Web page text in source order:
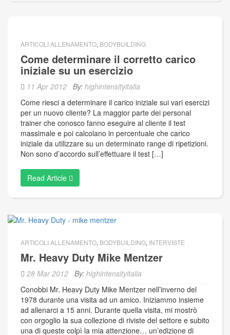
ARTICOLI ALLENAMENTO, BODYBUILDING
Come determinare il corretto carico
iniziale su un esercizio
11 Apr 2012 By: highintensityitalia
Come riesci a determinare il carico iniziale sui vari esercizi
per un nuovo cliente? La maggior parte dei personal
trainer che conosco fanno eseguire al cliente il test
massimale e poi calcolano in percentuale che carico
iniziale da utilizzare su un determinato range di ripetizioni.
Non sono d’accordo sull’effettuare il test […]
Read Article
ARTICOLI ALLENAMENTO, BODYBUILDING, INTERVISTE
Mr. Heavy Duty Mike Mentzer
28 Mar 2012 By: highintensityitalia
Conobbi Mr. Heavy Duty Mike Mentzer nell’inverno del
1978 durante una visita ad un amico. Iniziammo insieme
ad allenarci a 15 anni. Durante quella visita, mi mostrò
con orgoglio la sua collezione di riviste del settore e subito
una di queste colpì la mia attenzione… un’edizione di